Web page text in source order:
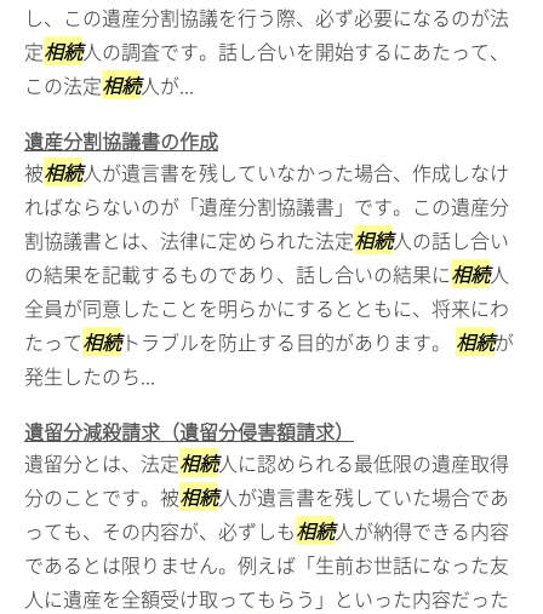
し、この遺産分割協議を行う際、必ず必要になるのが法
定相続人の調査です。話し合いを開始するにあたって、
この法定相続人が...
遺産分割協議書の作成
被相続人が遺言書を残していなかった場合、作成しなけ
ればならないのが「遺産分割協議書」です。この遺産分
割協議書とは、法律に定められた法定相続人の話し合い
の結果を記載するものであり、話し合いの結果に相続人
全員が同意したことを明らかにするとともに、将来にわ
たって相続トラブルを防止する目的があります。 相続が
発生したのち...
遺留分減殺請求（遺留分侵害額請求）
遺留分とは、法定相続人に認められる最低限の遺産取得
分のことです。被相続人が遺言書を残していた場合であ
っても、その内容が、必ずしも相続人が納得できる内容
であるとは限りません。例えば「生前お世話になった友
人に遺産を全額受け取ってもらう」といった内容だった